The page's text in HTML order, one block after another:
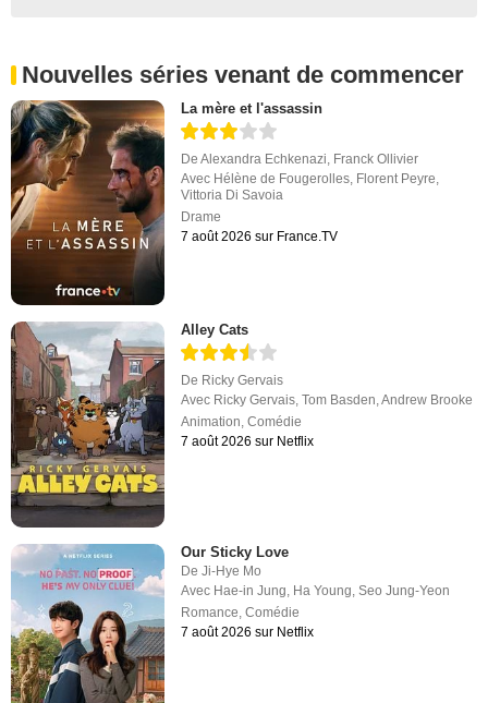
Nouvelles séries venant de commencer
La mère et l'assassin
DeAlexandra Echkenazi, Franck Ollivier
Avec Hélène de Fougerolles, Florent Peyre,
Vittoria Di Savoia
Drame
7 août 2026 sur France.TV
Alley Cats
De Ricky Gervais
Avec Ricky Gervais,Tom Basden,Andrew Brooke
Animation,Comédie
7 août 2026 sur Netflix
Our Sticky Love
DeJi-Hye Mo
Avec Hae-in Jung Ha Young ,Seo Jung-Yeon
Romance ,Comédie
7 août 2026 sur Netflix